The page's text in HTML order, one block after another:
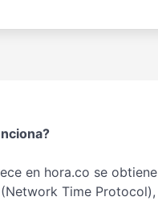
en hora.co se obtiene
Time Protocol),